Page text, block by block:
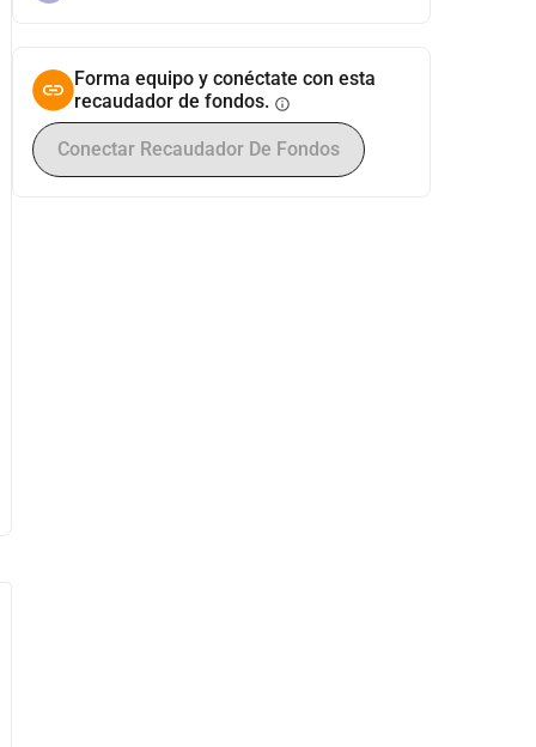
Forma equipo y conéctate con esta
recaudador de fondos. info
Conectar Recaudador De Fondos